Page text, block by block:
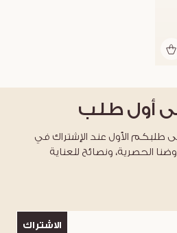
أول طلب
على خصم %10 على طلبكم الأول عند الإشتراك في
الحصرية، ونصائح للعناية
الاشتراك